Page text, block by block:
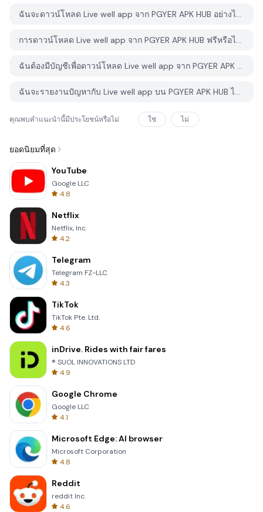
ฉันจะดาวน์โหลด Live well app จาก PGYER APK HUB อย่างไร?
การดาวน์โหลด Live well app จาก PGYER APK HUB ฟรีหรือไม่?
ฉันต้องมีบัญชีเพื่อดาวน์โหลด Live well app จาก PGYER APK HUB หรือไม่?
ฉันจะรายงานปัญหากับ Live well app บน PGYER APK HUB ได้อย่างไร?
คุณพบคำแนะนำนี้มีประโยชน์หรือไม่ ใช่ ไม่
ยอดนิยมที่สุด
YouTube
Google LLC
4.8
Netflix
Netflix, Inc.
4.2
Telegram
Telegram FZ-LLC
4.3
TikTok
TikTok Pte. Ltd.
4.6
inDrive. Rides with fair fares
® SUOL INNOVATIONS LTD
4.9
Google Chrome
Google LLC
4.1
Microsoft Edge: AI browser
Microsoft Corporation
4.8
Reddit
reddit Inc.
4.6